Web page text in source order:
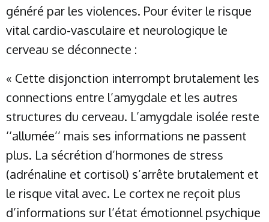
généré par les violences. Pour éviter le risque
vital cardio-vasculaire et neurologique le
cerveau se déconnecte :
« Cette disjonction interrompt brutalement les
connections entre l’amygdale et les autres
structures du cerveau. L’amygdale isolée reste
‘‘allumée’’ mais ses informations ne passent
plus. La sécrétion d’hormones de stress
(adrénaline et cortisol) s’arrête brutalement et
le risque vital avec. Le cortex ne reçoit plus
d’informations sur l’état émotionnel psychique